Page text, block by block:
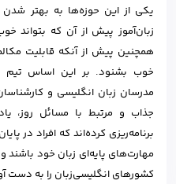
یکی از این حوزه‌ها به بهتر شدن
زبان‌آموز پیش از آن که بتواند
همچنین پیش از آنکه قابلیت
خوب بشنود. بر این اساس تیم
مدرسان زبان انگلیسی و
جذاب و مرتبط با مسائل روز،
برنامه‌ریزی کرده‌اند که افراد در
مهارت‌های پایه‌ای زبان خود باشند
کشورهای انگلیسی‌زبان را به دست